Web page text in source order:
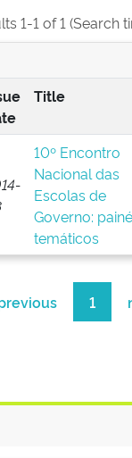
1-1 of 1 (Search
Title
10º Encontro
Nacional das
Escolas de
Governo:
temáticos
1